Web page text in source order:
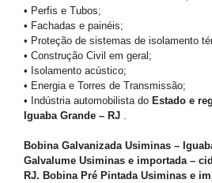
• Perfis e Tubos;
• Fachadas e painéis;
• Proteção de sistemas de isolamento
• Construção Civil em geral;
• Isolamento acústico;
• Energia e Torres de Transmissão;
• Indústria automobilista do Estado e
Iguaba Grande – RJ
Bobina Galvanizada Usiminas –
Galvalume Usiminas e importada –
RJ. Bobina Pré Pintada Usiminas e